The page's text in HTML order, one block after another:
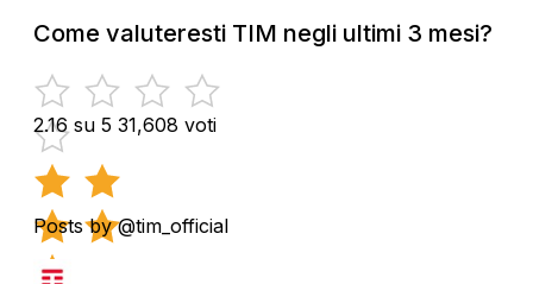
Come valuteresti TIM negli ultimi 3 mesi?
2.16 su 5 31,608 voti
Posts by @tim_official